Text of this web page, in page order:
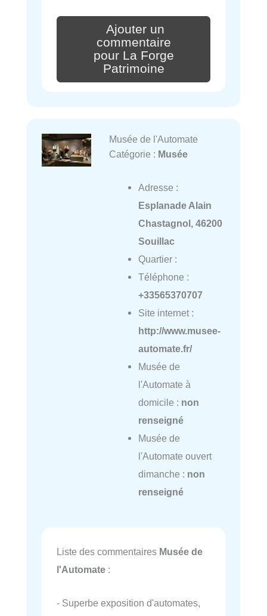
Ajouter un
commentaire
pour La Forge
Patrimoine
Musée de l'Automate
Catégorie : Musée
Adresse :
Esplanade Alain
Chastagnol, 46200
Souillac
Quartier :
Téléphone :
+33565370707
Site internet :
http://www.musee-
automate.fr/
Musée de
l'Automate à
domicile : non
renseigné
Musée de
l'Automate ouvert
dimanche : non
renseigné
Liste des commentaires Musée de
l'Automate :
- Superbe exposition d'automates,